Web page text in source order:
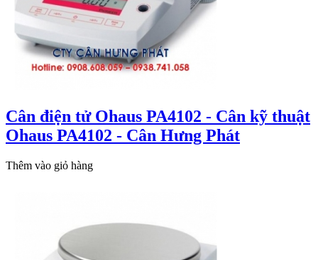
Cân điện tử Ohaus PA4102 - Cân kỹ thuật
Ohaus PA4102 - Cân Hưng Phát
Thêm vào giỏ hàng